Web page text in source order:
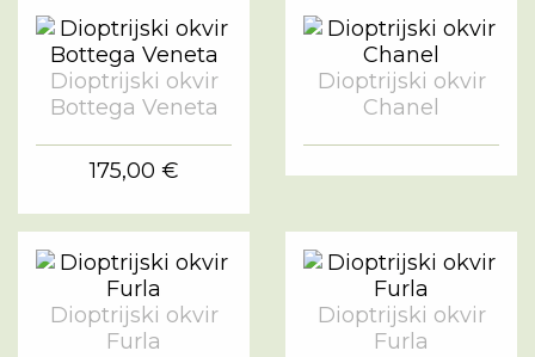
Dioptrijski okvir
Bottega Veneta
175,00 €
Dioptrijski okvir
Chanel
Dioptrijski okvir
Furla
Dioptrijski okvir
Furla